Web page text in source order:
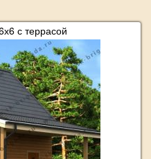
с террасой